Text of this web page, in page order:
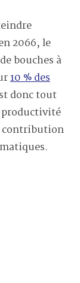
2066, le
bouches à
10 % des
donc tout
productivité
contribution